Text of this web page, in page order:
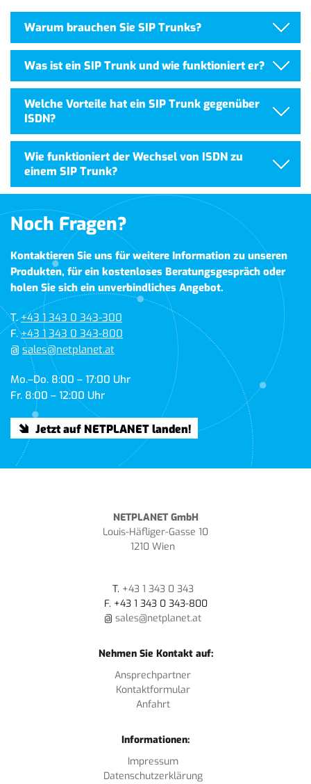
Warum brauchen Sie SIP Trunks?
Was ist ein SIP Trunk und wie funktioniert er?
Welche Vorteile hat ein SIP Trunk gegenüber
ISDN?
Wie funktioniert der Wechsel von ISDN zu
einem SIP Trunk?
Noch Fragen?
Kontaktieren Sie uns für weitere Information zu unseren
Produkten, für ein kostenloses Beratungsgespräch oder
holen Sie sich ein unverbindliches Angebot.
T.+43 1 343 0 343-300
F.+43 1 343 0 343-800
@ sales@netplanet.at
Mo.–Do. 8:00 – 17:00 Uhr
Fr. 8:00 – 12:00 Uhr
Jetzt auf NETPLANET landen!
NETPLANET GmbH
Louis-Häfliger-Gasse 10
1210 Wien
T. +43 1 343 0 343
F. +43 1 343 0 343-800
@ sales@netplanet.at
Nehmen Sie Kontakt auf:
Ansprechpartner
Kontaktformular
Anfahrt
Informationen:
Impressum
Datenschutzerklärung